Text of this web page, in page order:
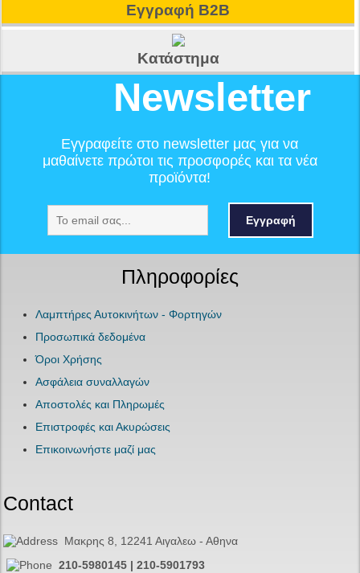
Εγγραφή B2B
Κατάστημα
Newsletter
Εγγραφείτε στο newsletter μας για να
μαθαίνετε πρώτοι τις προσφορές και τα νέα
προϊόντα!
Εγγραφή
Πληροφορίες
Λαμπτήρες Αυτοκινήτων - Φορτηγών
Προσωπικά δεδομένα
Όροι Χρήσης
Ασφάλεια συναλλαγών
Αποστολές και Πληρωμές
Επιστροφές και Ακυρώσεις
Επικοινωνήστε μαζί μας
Contact
Μακρης 8, 12241 Αιγαλεω - Αθηνα
210-5980145 | 210-5901793